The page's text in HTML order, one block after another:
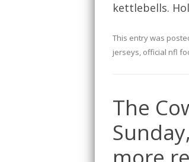
kettlebells.
This entry was
jerseys, official nfl
The